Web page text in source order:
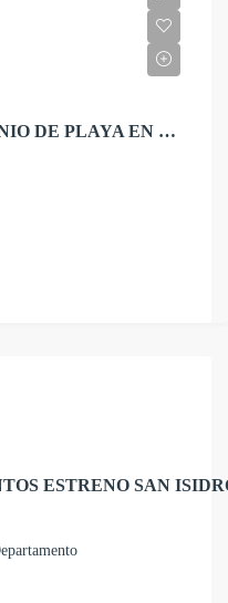
¡VENTA CASAS CONDOMINIO DE PLAYA EN CERRO AZUL!
ESTRENO SAN